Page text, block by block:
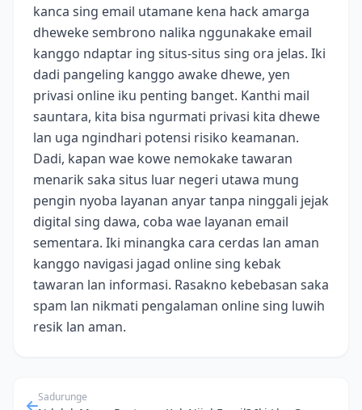
kanca sing email utamane kena hack amarga
dheweke sembrono nalika nggunakake email
kanggo ndaptar ing situs-situs sing ora jelas. Iki
dadi pangeling kanggo awake dhewe, yen
privasi online iku penting banget. Kanthi mail
sauntara, kita bisa ngurmati privasi kita dhewe
lan uga ngindhari potensi risiko keamanan.
Dadi, kapan wae kowe nemokake tawaran
menarik saka situs luar negeri utawa mung
pengin nyoba layanan anyar tanpa ninggali jejak
digital sing dawa, coba wae layanan email
sementara. Iki minangka cara cerdas lan aman
kanggo navigasi jagad online sing kebak
tawaran lan informasi. Rasakno kebebasan saka
spam lan nikmati pengalaman online sing luwih
resik lan aman.
Sadurunge